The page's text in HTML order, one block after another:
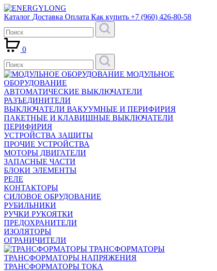
Каталог Доставка Оплата Как купить +7 (960) 426-80-58
0
МОДУЛЬНОЕ
ОБОРУДОВАНИЕ
АВТОМАТИЧЕСКИЕ ВЫКЛЮЧАТЕЛИ
РАЗЪЕДИНИТЕЛИ
ВЫКЛЮЧАТЕЛИ ВАКУУМНЫЕ И ПЕРИФИРИЯ
ПАКЕТНЫЕ И КЛАВИШНЫЕ ВЫКЛЮЧАТЕЛИ
ПЕРИФИРИЯ
УСТРОЙСТВА ЗАЩИТЫ
ПРОЧИЕ УСТРОЙСТВА
МОТОРЫ ДВИГАТЕЛИ
ЗАПАСНЫЕ ЧАСТИ
БЛОКИ ЭЛЕМЕНТЫ
РЕЛЕ
КОНТАКТОРЫ
СИЛОВОЕ ОБРУДОВАНИЕ
РУБИЛЬНИКИ
РУЧКИ РУКОЯТКИ
ПРЕДОХРАНИТЕЛИ
ИЗОЛЯТОРЫ
ОГРАНИЧИТЕЛИ
ТРАНСФОРМАТОРЫ
ТРАНСФОРМАТОРЫ НАПРЯЖЕНИЯ
ТРАНСФОРМАТОРЫ ТОКА